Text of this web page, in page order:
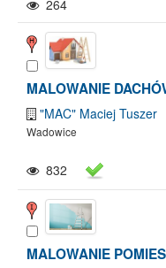
264
MALOWANIE
"MAC" Maciej Tuszer
Wadowice
832
MALOWANIE